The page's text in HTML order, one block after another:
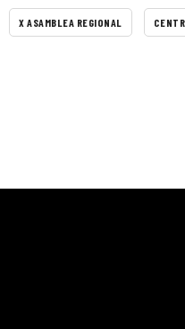
X ASAMBLEA REGIONAL